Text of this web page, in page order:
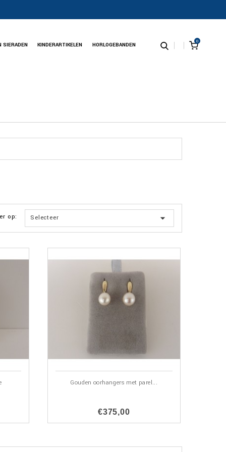
0
SIERADEN KINDERARTIKELEN HORLOGEBANDEN
op: Selecteer 
Gouden oorhangers met parel...
€375,00